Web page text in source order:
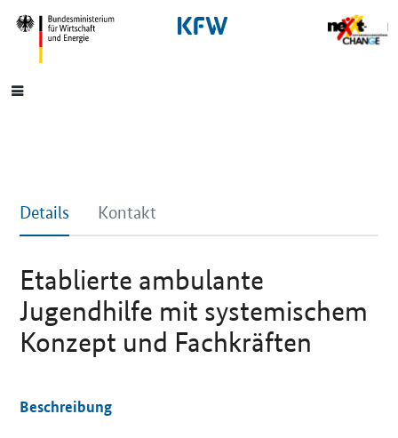
SrOnlyNavigation
Hauptmenü
Details Kontakt
Etablierte ambulante
Jugendhilfe mit systemischem
Konzept und Fachkräften
Beschreibung